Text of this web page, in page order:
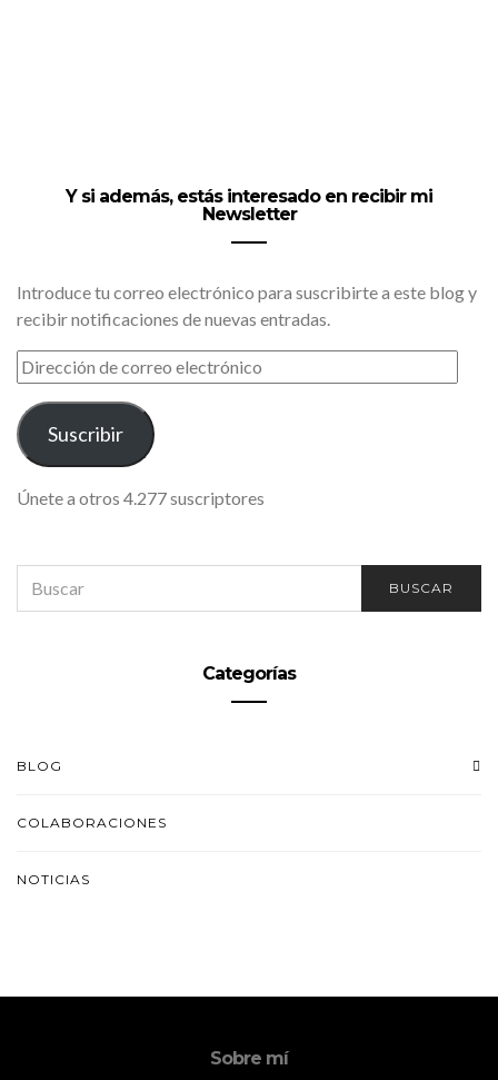
Y si además, estás interesado en recibir mi
Newsletter
Introduce tu correo electrónico para suscribirte a este blog y
recibir notificaciones de nuevas entradas.
DIRECCIÓN
DE
CORREO
ELECTRÓNICO
Suscribir
Únete a otros 4.277 suscriptores
FOR:
BUSCAR
Categorías
BLOG
COLABORACIONES
NOTICIAS
Sobre mí